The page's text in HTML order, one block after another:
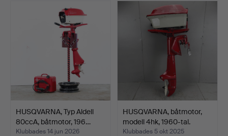
HUSQVARNA, Typ Aldell
80ccA, båtmotor, 196…
Klubbades 14 jun 2026
HUSQVARNA, båtmotor,
modell 4hk, 1960-tal.
Klubbades 5 okt 2025